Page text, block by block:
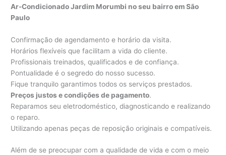
Ar-Condicionado Jardim Morumbi no seu bairro em São
Paulo
Confirmação de agendamento e horário da visita.
Horários flexíveis que facilitam a vida do cliente.
Profissionais treinados, qualificados e de confiança.
Pontualidade é o segredo do nosso sucesso.
Fique tranquilo garantimos todos os serviços prestados.
Preços justos e condições de pagamento.
Reparamos seu eletrodoméstico, diagnosticando e realizando
o reparo.
Utilizando apenas peças de reposição originais e compatíveis.
Além de se preocupar com a qualidade de vida e com o meio